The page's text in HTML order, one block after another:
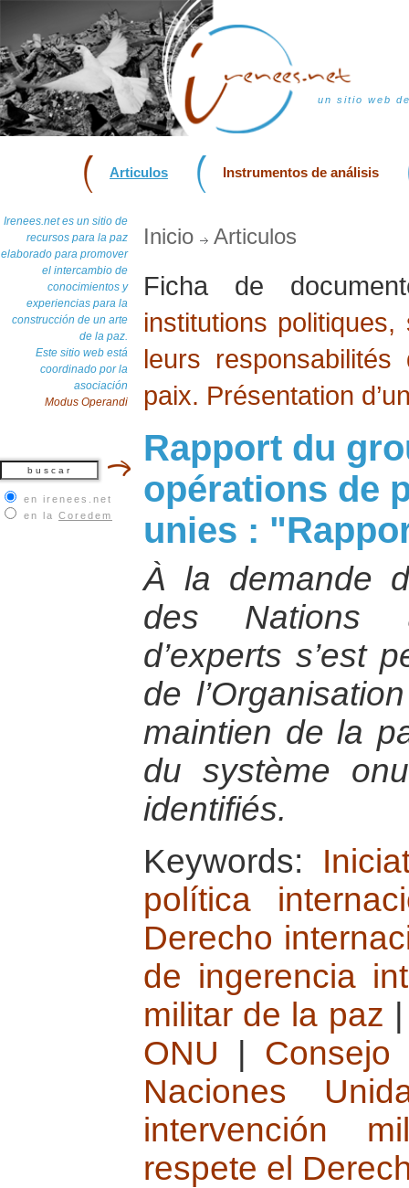
un sitio web
Articulos Instrumentos de análisis
Irenees.net es un sitio de
recursos para la paz
elaborado para promover
el intercambio de
conocimientos y
experiencias para la
construcción de un arte
de la paz.
Este sitio web está
coordinado por la
asociación
Modus Operandi
en irenees.net
en la Coredem
Inicio Articulos
Ficha de
institutions
leurs
paix. Présentation
Rapport du
opérations de
unies :
À la demande
des Nations
d’experts s’est
de
maintien de la
du système
identifiés.
Keywords:
política
Derecho
de ingerencia
militar de la paz
ONU
Naciones
intervención
respete el